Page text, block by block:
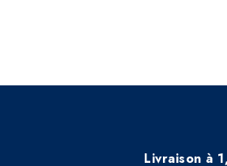
Livraison à